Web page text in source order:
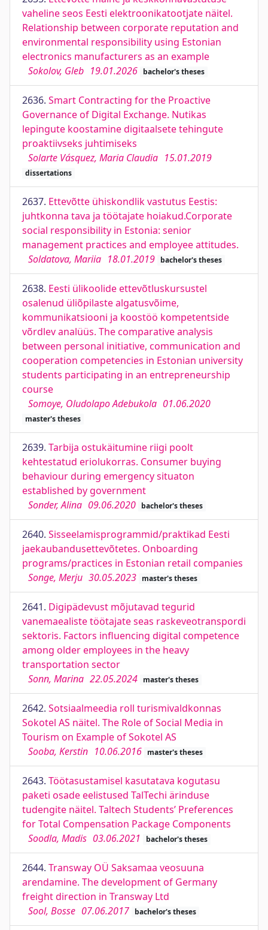
vaheline seos Eesti elektroonikatootjate näitel.
Relationship between corporate reputation and
environmental responsibility using Estonian
electronics manufacturers as an example
Sokolov, Gleb 19.01.2026 bachelor's theses
2636. Smart Contracting for the Proactive
Governance of Digital Exchange. Nutikas
lepingute koostamine digitaalsete tehingute
proaktiivseks juhtimiseks
Solarte Vásquez, Maria Claudia 15.01.2019
dissertations
2637. Ettevõtte ühiskondlik vastutus Eestis:
juhtkonna tava ja töötajate hoiakud.Corporate
social responsibility in Estonia: senior
management practices and employee attitudes.
Soldatova, Mariia 18.01.2019 bachelor's theses
2638. Eesti ülikoolide ettevõtluskursustel
osalenud üliõpilaste algatusvõime,
kommunikatsiooni ja koostöö kompetentside
võrdlev analüüs. The comparative analysis
between personal initiative, communication and
cooperation competencies in Estonian university
students participating in an entrepreneurship
course
Somoye, Oludolapo Adebukola 01.06.2020
master's theses
2639. Tarbija ostukäitumine riigi poolt
kehtestatud eriolukorras. Consumer buying
behaviour during emergency situaton
established by government
Sonder, Alina 09.06.2020 bachelor's theses
2640. Sisseelamisprogrammid/praktikad Eesti
jaekaubandusettevõtetes. Onboarding
programs/practices in Estonian retail companies
Songe, Merju 30.05.2023 master's theses
2641. Digipädevust mõjutavad tegurid
vanemaealiste töötajate seas raskeveotranspordi
sektoris. Factors influencing digital competence
among older employees in the heavy
transportation sector
Sonn, Marina 22.05.2024 master's theses
2642. Sotsiaalmeedia roll turismivaldkonnas
Sokotel AS näitel. The Role of Social Media in
Tourism on Example of Sokotel AS
Sooba, Kerstin 10.06.2016 master's theses
2643. Töötasustamisel kasutatava kogutasu
paketi osade eelistused TalTechi ärinduse
tudengite näitel. Taltech Students’ Preferences
for Total Compensation Package Components
Soodla, Madis 03.06.2021 bachelor's theses
2644. Transway OÜ Saksamaa veosuuna
arendamine. The development of Germany
freight direction in Transway Ltd
Sool, Bosse 07.06.2017 bachelor's theses